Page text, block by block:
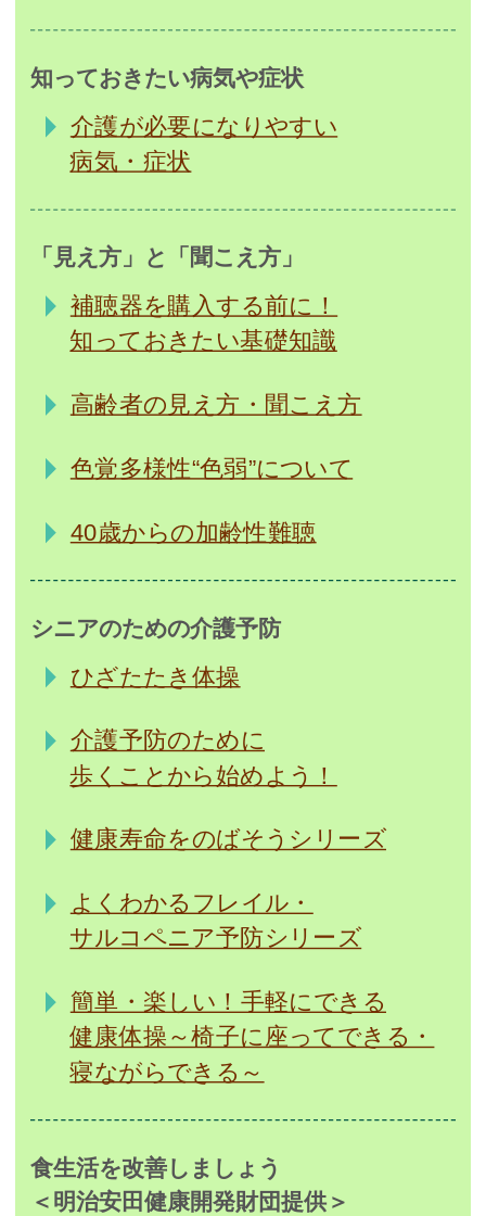
知っておきたい病気や症状
介護が必要になりやすい
病気・症状
「見え方」と「聞こえ方」
補聴器を購入する前に！
知っておきたい基礎知識
高齢者の見え方・聞こえ方
色覚多様性“色弱”について
40歳からの加齢性難聴
シニアのための介護予防
ひざたたき体操
介護予防のために
歩くことから始めよう！
健康寿命をのばそうシリーズ
よくわかるフレイル・
サルコペニア予防シリーズ
簡単・楽しい！手軽にできる
健康体操～椅子に座ってできる・
寝ながらできる～
食生活を改善しましょう
＜明治安田健康開発財団提供＞